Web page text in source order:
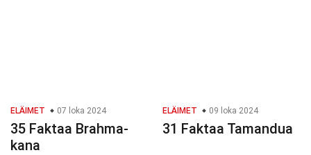
ELÄIMET 07 loka 2024
35 Faktaa Brahma-
kana
ELÄIMET 09 loka 2024
31 Faktaa Tamandua